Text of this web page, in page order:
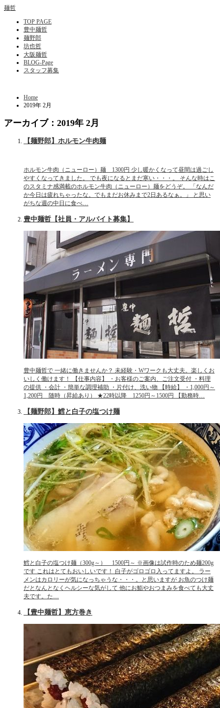
麺哲
TOP PAGE
豊中麺哲
麺野郎
坊也哲
大阪麺哲
BLOG-Page
スタッフ募集
Home
2019年 2月
アーカイブ：2019年 2月
【麺野郎】ホルモン牛肉麺
ホルモン牛肉（ニューロー）麺 1300円 少し暖かくなって昼間は過ごし
やすくなってきました。 でも夜になるとまだ寒い・・・。 そんな時はこ
のスタミナ感満載のホルモン牛肉（ニューロー）麺をどうぞ。 「なんだ
か今日は疲れちゃったな。でもまだお休みまで2日あるなぁ。」 と思い
がちな週の中日に食べ…
豊中麺哲【社員・アルバイト募集】
豊中麺哲で 一緒に働きませんか？ 未経験・Wワークも大丈夫。楽しくお
いしく働けます！ 【仕事内容】 ・お客様のご案内、ご注文受付 ・料理
の提供 ・会計 ・簡単な調理補助 ・片付け、洗い物 【時給】 ・1,000円～
1,200円 随時（昇給あり） ★22時以降 1250円～1500円 【勤務時…
【麺野郎】鱈と白子の塩つけ麺
鱈と白子の塩つけ麺（300g～） 1500円～ ※画像は試作時のため麺200g
です これはとてもおいしいです！ 白子がゴロゴロ入ってますよ。 ラー
メンはカロリーが気になっちゃうな・・・。と思いますが お魚のつけ麺
だとなんとなくヘルシーな気がして 他にお鮨やおつまみを食べても大丈
夫です。た…
【豊中麺哲】恵方巻き